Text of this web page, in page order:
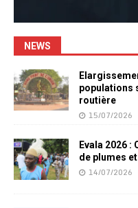
NEWS
populations
routière
15/07/2026
Evala 2026
de plumes
14/07/2026